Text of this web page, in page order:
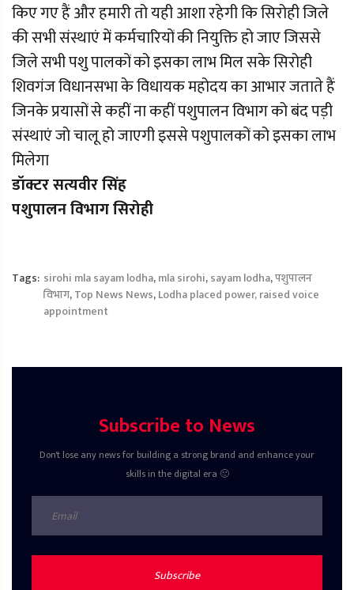
किए गए हैं और हमारी तो यही आशा रहेगी कि सिरोही जिले
की सभी संस्थाएं में कर्मचारियों की नियुक्ति हो जाए जिससे
जिले सभी पशु पालकों को इसका लाभ मिल सके सिरोही
शिवगंज विधानसभा के विधायक महोदय का आभार जताते हैं
जिनके प्रयासों से कहीं ना कहीं पशुपालन विभाग को बंद पड़ी
संस्थाएं जो चालू हो जाएगी इससे पशुपालकों को इसका लाभ
मिलेगा
डॉक्टर सत्यवीर सिंह
पशुपालन विभाग सिरोही
Tags: sirohi mla sayam lodha,mla sirohi,sayam lodha,पशुपालन
विभाग,Top News News,Lodha placed power, raised voice
appointment
Subscribe to News
Don't lose any news for building a strong brand and enhance your
skills in the digital era 🙂
Subscribe